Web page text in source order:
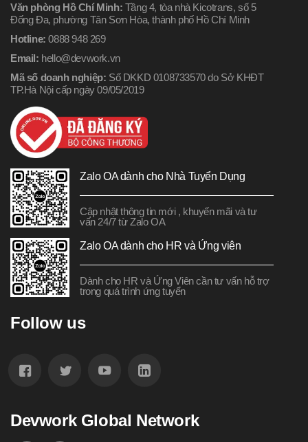
Văn phòng Hồ Chí Minh: Tầng 4, tòa nhà Kicotrans, số 5
Đống Đa, phường Tân Sơn Hòa, thành phố Hồ Chí Minh
Hotline: 0888 948 269
Email: hello@devwork.vn
Mã số doanh nghiệp: Số DKKD 0108733570 do Sở KHĐT
TP.Hà Nội cấp ngày 09/05/2019
Zalo OA dành cho Nhà Tuyển Dụng
Cập nhật thông tin mới , khuyến mãi và tư
vấn 24/7 từ Zalo OA
Zalo OA dành cho HR và Ứng viên
Dành cho HR và Ứng Viên cần tư vấn hỗ trợ
trong quá trình ứng tuyển
Follow us
Devwork Global Network